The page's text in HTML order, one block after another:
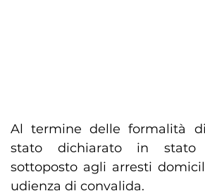
Al termine delle formalità
stato dichiarato in
sottoposto agli arresti
udienza di convalida.